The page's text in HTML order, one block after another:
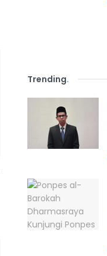
Trending.